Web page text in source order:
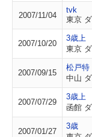
2007/11/04
tvk
東京
2007/10/20
3歳上
東京
2007/09/15
松戸特
中山
2007/07/29
3歳上
函館
2007/01/27
3歳